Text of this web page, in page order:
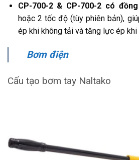
CP-700-2 & CP-700-2 có
hoặc 2 tốc độ (tùy phiên bản),
ép khi không tải và tăng lực ép khi
Bơm điện
Cấu tạo bơm tay Naltako